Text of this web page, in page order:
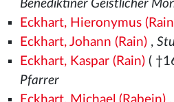
Benediktiner Geistlicher
Eckhart, Hieronymus
Eckhart, Johann (Rain),
Eckhart, Kaspar (Rain)(
Pfarrer